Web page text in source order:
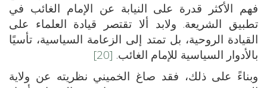
فهم الأكثر قدرة على النيابة عن الإمام الغائب في
تطبيق الشريعة. ولابد ألا تقتصر قيادة العلماء على
القيادة الروحية، بل تمتد إلى الزعامة السياسية، تأسيًا
بالأدوار السياسية للإمام الغائب. [20]
وبناءً على ذلك، فقد صاغ الخميني نظريته عن ولاية